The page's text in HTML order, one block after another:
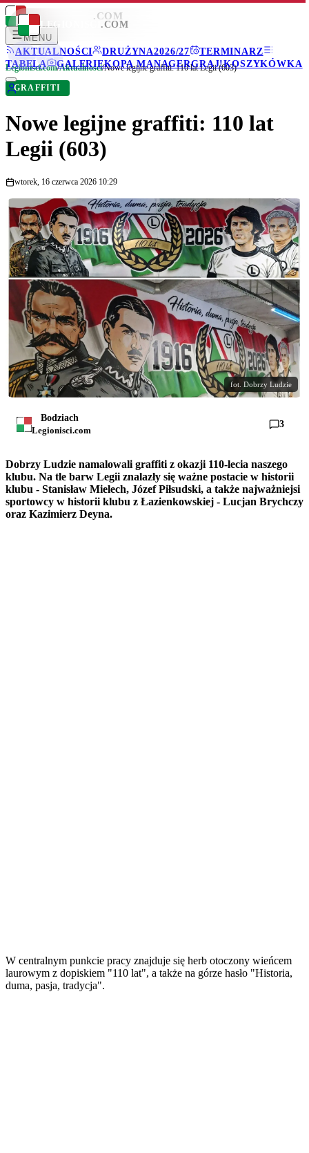
LEGIONISCI .COM
MENU
AKTUALNOŚCI
DRUŻYNA2026/27
TERMINARZ
TABELA
GALERIEKOPA MANAGERGRAJ!KOSZYKÓWKA
LEGIONISCI .COM
Legionisci.com/Aktualności/Nowe legijne graffiti: 110 lat Legii (603)
GRAFFITI
Nowe legijne graffiti: 110 lat
Legii (603)
wtorek, 16 czerwca 2026 10:29
fot. Dobrzy Ludzie
Bodziach
Legionisci.com
3
Dobrzy Ludzie namalowali graffiti z okazji 110-lecia naszego
klubu. Na tle barw Legii znalazły się ważne postacie w historii
klubu - Stanisław Mielech, Józef Piłsudski, a także najważniejsi
sportowcy w historii klubu z Łazienkowskiej - Lucjan Brychczy
oraz Kazimierz Deyna.
W centralnym punkcie pracy znajduje się herb otoczony wieńcem
laurowym z dopiskiem "110 lat", a także na górze hasło "Historia,
duma, pasja, tradycja".